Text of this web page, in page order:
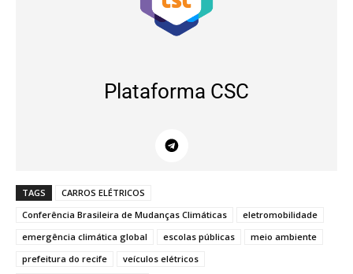
Plataforma CSC
TAGS
CARROS ELÉTRICOS
Conferência Brasileira de Mudanças Climáticas
eletromobilidade
emergência climática global
escolas públicas
meio ambiente
prefeitura do recife
veículos elétricos